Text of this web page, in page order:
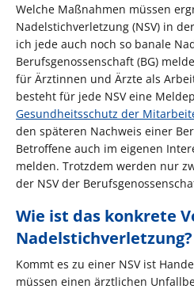
Welche Maßnahmen müssen
Nadelstichverletzung (NSV) in
ich jede auch noch so banale
Berufsgenossenschaft (BG)
für Ärztinnen und Ärzte als
besteht für jede NSV eine
Gesundheitsschutz der
den späteren Nachweis einer
Betroffene auch im eigenen
melden. Trotzdem werden nur
der NSV der
Wie ist das konkrete
Nadelstichverletzung?
Kommt es zu einer NSV ist
müssen einen ärztlichen